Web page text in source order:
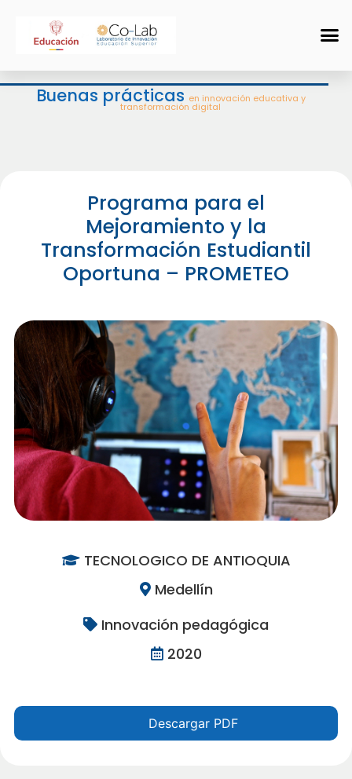
Buenas prácticas en innovación educativa y
transformación digital
Programa para el
Mejoramiento y la
Transformación Estudiantil
Oportuna – PROMETEO
TECNOLOGICO DE ANTIOQUIA
Medellín
Innovación pedagógica
2020
Descargar PDF